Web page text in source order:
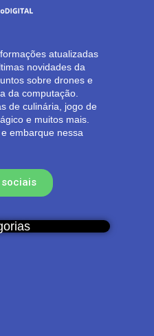
atualizadas
novidades da
sobre drones e
da computação.
de culinária, jogo de
e muitos mais.
embarque nessa